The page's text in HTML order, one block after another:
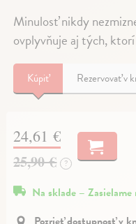
Minulosť nikdy
ovplyvňuje aj tých,
Kúpiť Rezervovať v
24,61 €
25,90 € ?
Na sklade –